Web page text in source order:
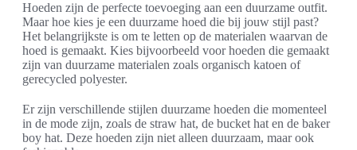
Hoeden zijn de perfecte toevoeging aan een duurzame outfit.
Maar hoe kies je een duurzame hoed die bij jouw stijl past?
Het belangrijkste is om te letten op de materialen waarvan de
hoed is gemaakt. Kies bijvoorbeeld voor hoeden die gemaakt
zijn van duurzame materialen zoals organisch katoen of
gerecycled polyester.
Er zijn verschillende stijlen duurzame hoeden die momenteel
in de mode zijn, zoals de straw hat, de bucket hat en de baker
boy hat. Deze hoeden zijn niet alleen duurzaam, maar ook